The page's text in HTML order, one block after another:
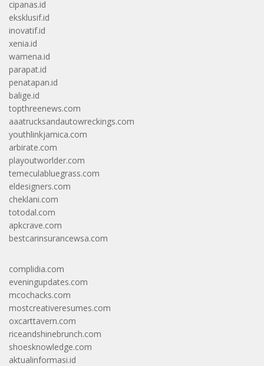
cipanas.id
eksklusif.id
inovatif.id
xenia.id
wamena.id
parapat.id
penatapan.id
balige.id
topthreenews.com
aaatrucksandautowreckings.com
youthlinkjamica.com
arbirate.com
playoutworlder.com
temeculabluegrass.com
eldesigners.com
cheklani.com
totodal.com
apkcrave.com
bestcarinsurancewsa.com
complidia.com
eveningupdates.com
mcochacks.com
mostcreativeresumes.com
oxcarttavern.com
riceandshinebrunch.com
shoesknowledge.com
aktualinformasi.id